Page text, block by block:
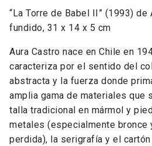
“La Torre de Babel II” (1993) de
fundido, 31 x 14 x 5 cm
Aura Castro nace en Chile en
caracteriza por el sentido del
abstracta y la fuerza donde
amplia gama de materiales que
talla tradicional en mármol y
metales (especialmente bronce
perdida), la serigrafía y el